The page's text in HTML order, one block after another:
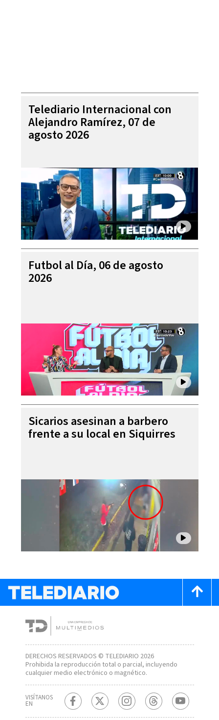
Telediario Internacional con
Alejandro Ramírez, 07 de
agosto 2026
Futbol al Día, 06 de agosto
2026
Sicarios asesinan a barbero
frente a su local en Siquirres
DERECHOS RESERVADOS © TELEDIARIO 2026
Prohibida la reproducción total o parcial, incluyendo
cualquier medio electrónico o magnético.
VISÍTANOS
EN